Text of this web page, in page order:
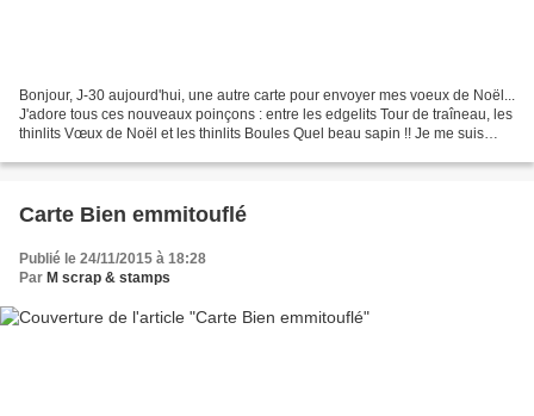
Bonjour, J-30 aujourd'hui, une autre carte pour envoyer mes voeux de Noël...
J'adore tous ces nouveaux poinçons : entre les edgelits Tour de traîneau, les
thinlits Vœux de Noël et les thinlits Boules Quel beau sapin !! Je me suis
Carte Bien emmitouflé
Publié le 24/11/2015 à 18:28
Par M scrap & stamps